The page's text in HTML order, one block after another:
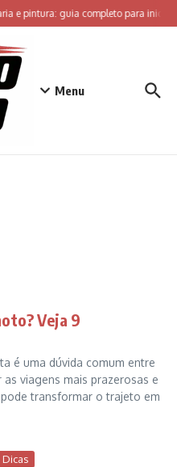
e pintura: guia completo para iniciar
Menu
Veja 9
é uma dúvida comum entre
viagens mais prazerosas e
transformar o trajeto em
Dicas